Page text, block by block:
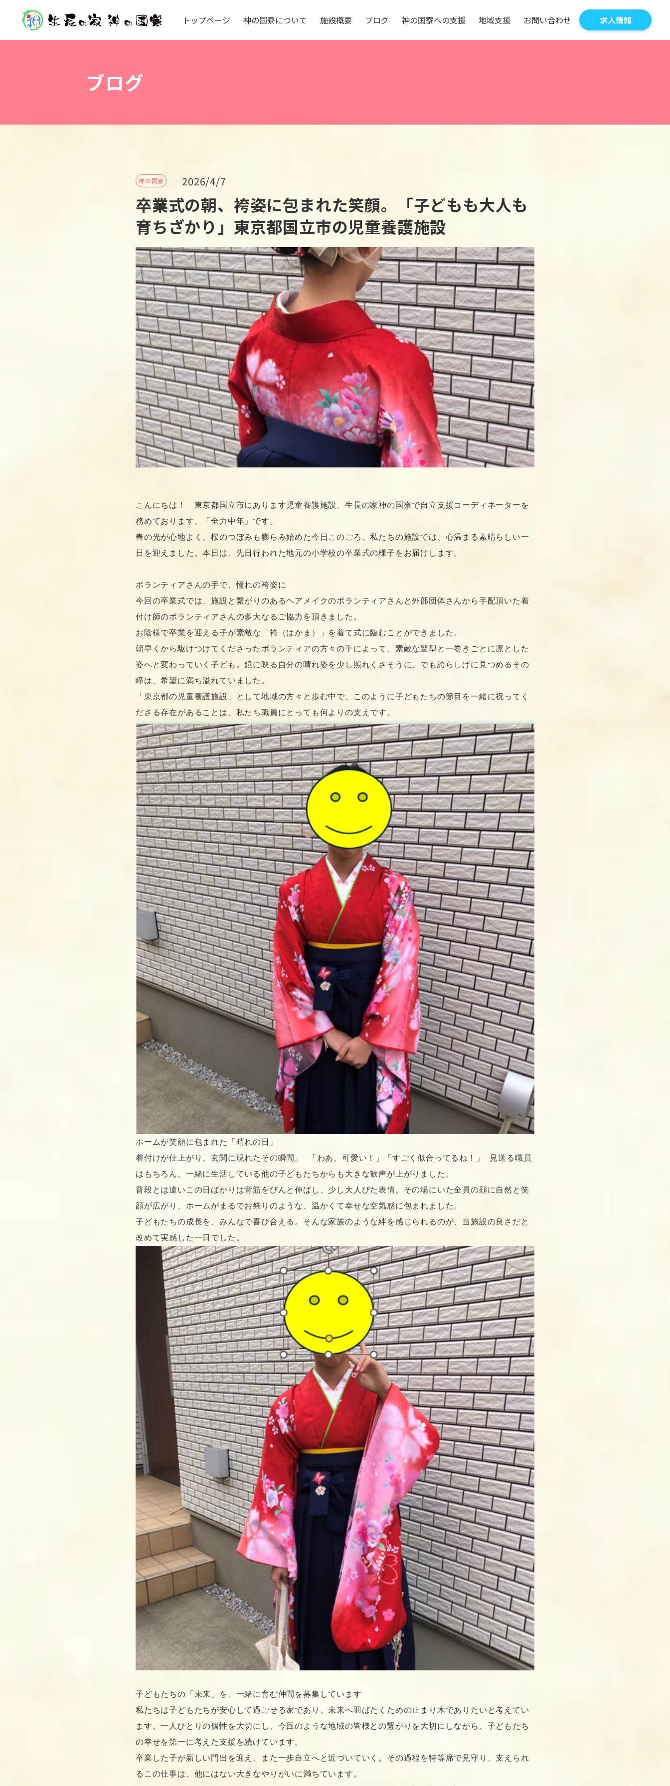
ト ップページ 神の国寮について 施設概要 ブログ 神の国寮への支援 地域支援 お問い合わせ 求人情報
ブログ
神の国寮 2026/4/7
卒業式の朝、袴姿に包まれた笑顔。「子どもも大人も
育ちざかり」東京都国立市の児童養護施設
こんにちは！　東京都国立市にあります児童養護施設、生長の家神の国寮で自立支援コーディネーターを
務めております、「全力中年」です。
春の光が心地よく、桜のつぼみも膨らみ始めた今日このごろ。私たちの施設では、心温まる素晴らしい一
日を迎えました。本日は、先日行われた地元の小学校の卒業式の様子をお届けします。
ボランティアさんの手で、憧れの袴姿に
今回の卒業式では、施設と繋がりのあるヘアメイクのボランティアさんと外部団体さんから手配頂いた着
付け師のボランティアさんの多大なるご協力を頂きました。
お陰様で卒業を迎える子が素敵な「袴（はかま）」を着て式に臨むことができました。
朝早くから駆けつけてくださったボランティアの方々の手によって、素敵な髪型と一巻きごとに凛とした
姿へと変わっていく子ども。鏡に映る自分の晴れ姿を少し照れくさそうに、でも誇らしげに見つめるその
瞳は、希望に満ち溢れていました。
「東京都の児童養護施設」として地域の方々と歩む中で、このように子どもたちの節目を一緒に祝ってく
ださる存在があることは、私たち職員にとっても何よりの支えです。
ホームが笑顔に包まれた「晴れの日」
着付けが仕上がり、玄関に現れたその瞬間。 「わあ、可愛い！」「すごく似合ってるね！」 見送る職員
はもちろん、一緒に生活している他の子どもたちからも大きな歓声が上がりました。
普段とは違いこの日ばかりは背筋をぴんと伸ばし、少し大人びた表情。その場にいた全員の顔に自然と笑
顔が広がり、ホームがまるでお祭りのような、温かくて幸せな空気感に包まれました。
子どもたちの成長を、みんなで喜び合える。そんな家族のような絆を感じられるのが、当施設の良さだと
改めて実感した一日でした。
子どもたちの「未来」を、一緒に育む仲間を募集しています
私たちは子どもたちが安心して過ごせる家であり、未来へ羽ばたくための止まり木でありたいと考えてい
ます。一人ひとりの個性を大切にし、今回のような地域の皆様との繋がりを大切にしながら、子どもたち
の幸せを第一に考えた支援を続けています。
卒業した子が新しい門出を迎え、また一歩自立へと近づいていく。その過程を特等席で見守り、支えられ
るこの仕事は、他にはない大きなやりがいに満ちています。